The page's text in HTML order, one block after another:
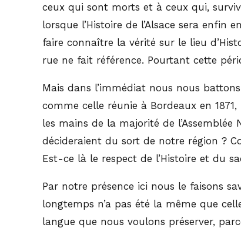
ceux qui sont morts et à ceux qui,
lorsque l’Histoire de l’Alsace sera enfin
faire connaître la vérité sur le lieu
rue ne fait référence. Pourtant cette
Mais dans l’immédiat nous nous
comme celle réunie à Bordeaux en
les mains de la majorité de l’Assemblée
décideraient du sort de notre région ?
Est-ce là le respect de l’Histoire et du
Par notre présence ici nous le faisons
longtemps n’a pas été la même que
langue que nous voulons préserver,